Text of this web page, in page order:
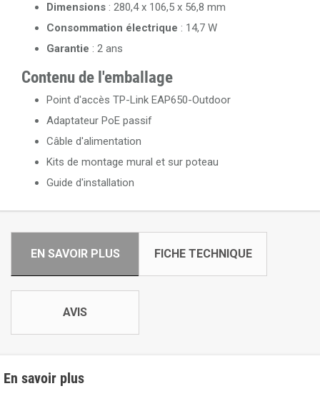
Dimensions : 280,4 x 106,5 x 56,8 mm
Consommation électrique : 14,7 W
Garantie : 2 ans
Contenu de l'emballage
Point d'accès TP-Link EAP650-Outdoor
Adaptateur PoE passif
Câble d'alimentation
Kits de montage mural et sur poteau
Guide d'installation
EN SAVOIR PLUS FICHE TECHNIQUE
AVIS
En savoir plus